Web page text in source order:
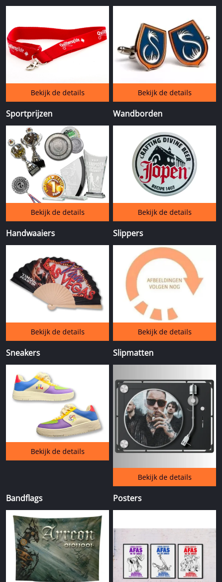
Bekijk de details Bekijk de details
Sportprijzen
Bekijk de details
Wandborden
Bekijk de details
Handwaaiers
Bekijk de details
Slippers
Bekijk de details
Sneakers
Bekijk de details
Slipmatten
Bekijk de details
Bandflags Posters